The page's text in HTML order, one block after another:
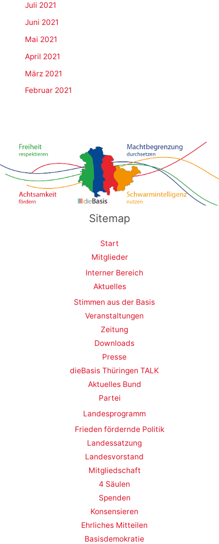
Juli 2021
Juni 2021
Mai 2021
April 2021
März 2021
Februar 2021
Sitemap
Start
Mitglieder
Interner Bereich
Aktuelles
Stimmen aus der Basis
Veranstaltungen
Zeitung
Downloads
Presse
dieBasis Thüringen TALK
Aktuelles Bund
Partei
Landesprogramm
Frieden fördernde Politik
Landessatzung
Landesvorstand
Mitgliedschaft
4 Säulen
Spenden
Konsensieren
Ehrliches Mitteilen
Basisdemokratie